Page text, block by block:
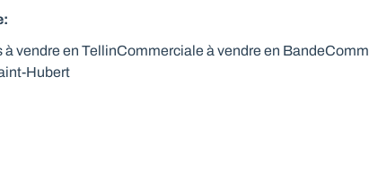
:
à vendre en TellinCommerciale à vendre en Bande
Hubert